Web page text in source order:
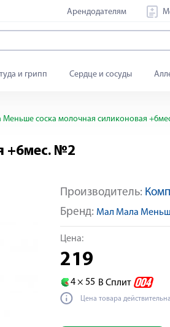
Арендодателям
и грипп Сердце и сосуды
соска молочная силиконовая
+6мес. №2
Производитель:
Бренд: Мал Мала
Цена:
219
4 × 55 В Сплит
Цена товара